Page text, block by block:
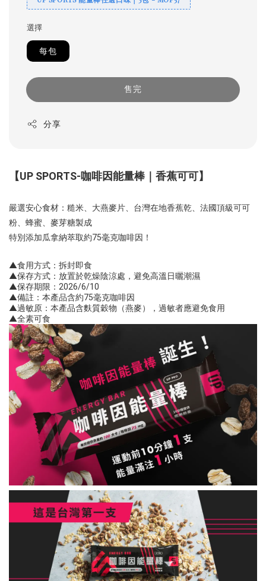
選擇
每包
售完
分享
【UP SPORTS-咖啡因能量棒｜香蕉可可】
嚴選安心食材：糙米、大燕麥片、台灣在地香蕉乾、法國頂級可可
粉、蜂蜜、麥芽糖製成
特別添加瓜拿納萃取約75毫克咖啡因！
▲食用方式： 拆封即食
▲保存方式：放置於乾燥陰涼處，避免高溫日曬潮濕
▲保存期限：2026/6/10
▲備註：本產品含約75毫克咖啡因
▲過敏原：本產品含麩質穀物（燕麥），過敏者應避免食用
▲全素可食